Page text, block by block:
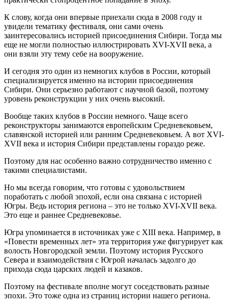
К слову, когда они впервые приехали сюда в 2008 году и
увидели тематику фестиваля, они сами очень
заинтересовались историей присоединения Сибири. Тогда мы
еще не могли полностью иллюстрировать XVI-XVII века, а
они взяли эту тему себе на вооружение.
И сегодня это один из немногих клубов в России, который
специализируется именно на истории присоединения
Сибири. Они серьезно работают с научной базой, поэтому
уровень реконструкции у них очень высокий.
Вообще таких клубов в России немного. Чаще всего
реконструкторы занимаются европейским Средневековьем,
славянской историей или ранним Средневековьем. А вот XVI-
XVII века и история Сибири представлены гораздо реже.
Поэтому для нас особенно важно сотрудничество именно с
такими специалистами.
Но мы всегда говорим, что готовы с удовольствием
поработать с любой эпохой, если она связана с историей
Югры. Ведь история региона ‒ это не только XVI-XVII века.
Это еще и раннее Средневековье.
Югра упоминается в источниках уже с XIII века. Например, в
«Повести временных лет» эта территория уже фигурирует как
волость Новгородской земли. Поэтому история Русского
Севера и взаимодействия с Югрой началась задолго до
прихода сюда царских людей и казаков.
Поэтому на фестивале вполне могут соседствовать разные
эпохи. Это тоже одна из страниц истории нашего региона.